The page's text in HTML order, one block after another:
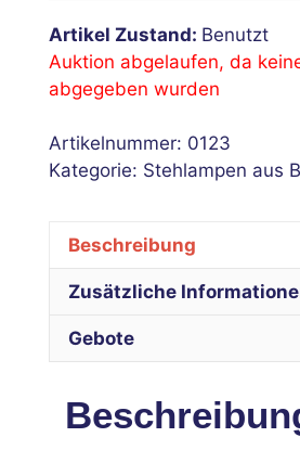
Artikel Zustand: Benutzt
Auktion abgelaufen, da
abgegeben wurden
Artikelnummer: 0123
Kategorie: Stehlampen aus
Beschreibung
Zusätzliche
Gebote